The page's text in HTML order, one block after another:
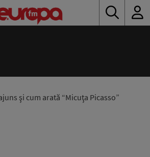
şi cum arată “Micuţa Picasso”